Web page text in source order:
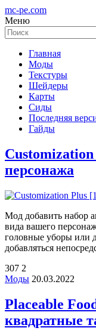
mc-pe.com
Меню
Главная
Моды
Текстуры
Шейдеры
Карты
Сиды
Последняя
Гайды
персонажа
Мод добавить набор
вида вашего
головные уборы или
добавляться
307 2
Моды 20.03.2022
Placeable
квадратные